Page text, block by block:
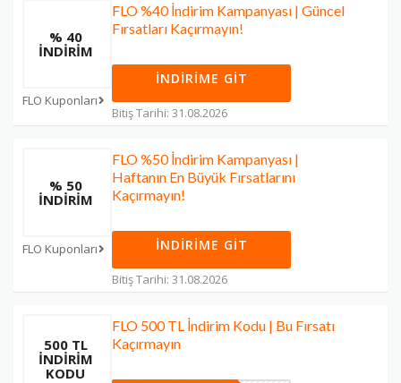
% 40
İNDİRİM
FLO Kuponları
FLO %40 İndirim Kampanyası | Güncel
Fırsatları Kaçırmayın!
İNDIRIME GIT
Bitiş Tarihi: 31.08.2026
% 50
İNDİRİM
FLO Kuponları
FLO %50 İndirim Kampanyası |
Haftanın En Büyük Fırsatlarını
Kaçırmayın!
İNDIRIME GIT
Bitiş Tarihi: 31.08.2026
500 TL
İNDİRİM
KODU
FLO 500 TL İndirim Kodu | Bu Fırsatı
Kaçırmayın